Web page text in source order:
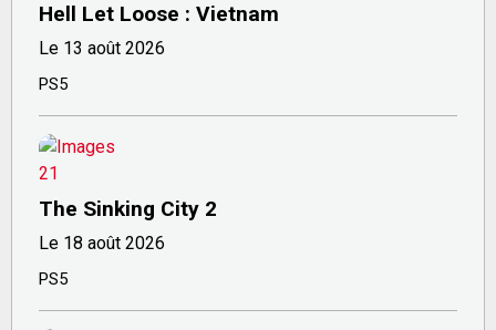
Hell Let Loose : Vietnam
Le 13 août 2026
PS5
The Sinking City 2
Le 18 août 2026
PS5